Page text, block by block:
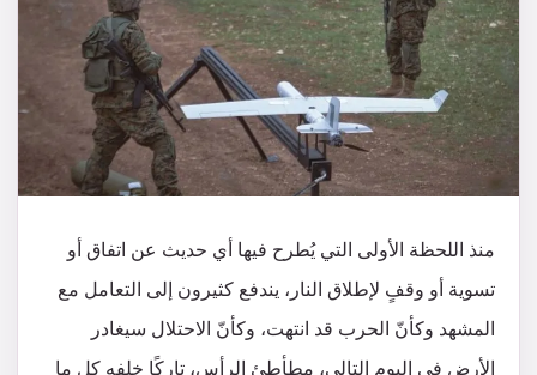
منذ اللحظة الأولى التي يُطرح فيها أي حديث عن اتفاق أو
تسوية أو وقفٍ لإطلاق النار، يندفع كثيرون إلى التعامل مع
المشهد وكأنّ الحرب قد انتهت، وكأنّ الاحتلال سيغادر
الأرض في اليوم التالي، مطأطئ الرأس، تاركًا خلفه كل ما